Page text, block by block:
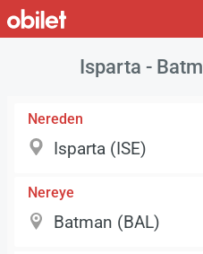
Isparta -
Nereden
Nereye